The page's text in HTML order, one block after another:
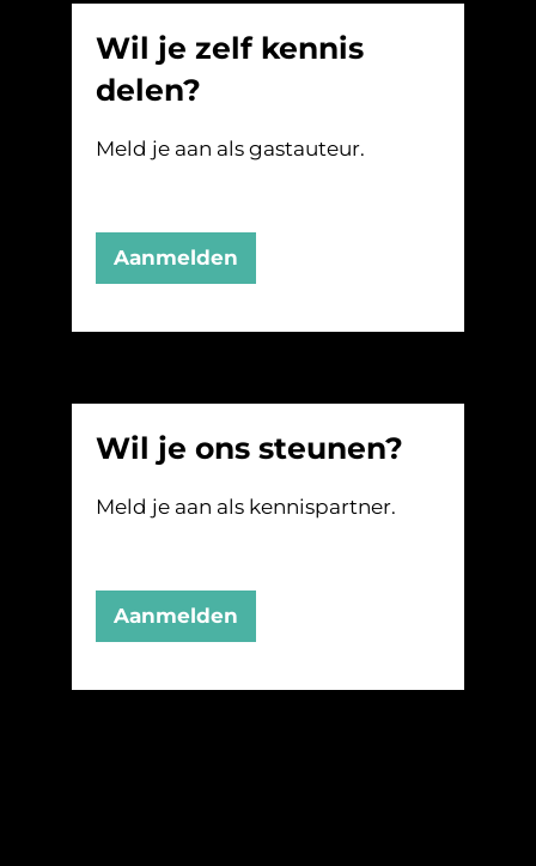
Wil je zelf kennis
delen?
Meld je aan als gastauteur.
Aanmelden
Wil je ons steunen?
Meld je aan als kennispartner.
Aanmelden